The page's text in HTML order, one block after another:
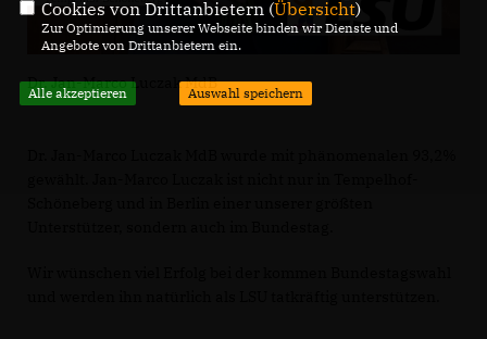
Dr. Jan-Marco Luczak MdB
Cookies von Drittanbietern (Übersicht)
Zur Optimierung unserer Webseite binden wir Dienste und
Angebote von Drittanbietern ein.
Alle akzeptieren Auswahl speichern